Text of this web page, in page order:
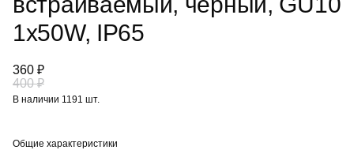
1x50W, IP65
360 ₽
400 ₽
В наличии 1191 шт.
Общие характеристики